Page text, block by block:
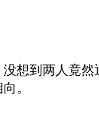
没想到两人竟
。